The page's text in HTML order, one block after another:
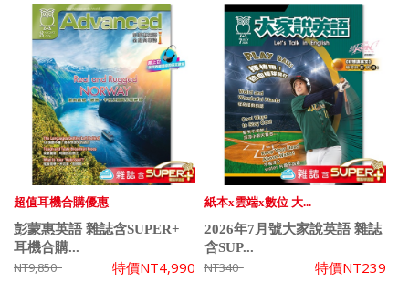
超值耳機合購優惠
彭蒙惠英語 雜誌含SUPER+
耳機合購...
NT9,850 特價NT4,990
紙本x雲端x數位 大...
2026年7月號大家說英語 雜誌
含SUP...
NT340 特價NT239